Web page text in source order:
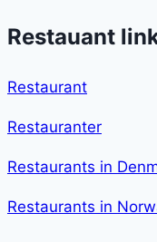
Restauant
Restaurant
Restauranter
Restaurants in
Restaurants in